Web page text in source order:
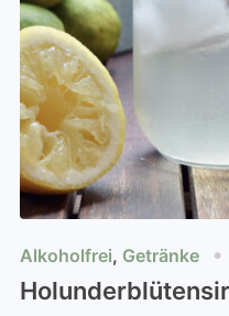
Alkoholfrei, Getränke